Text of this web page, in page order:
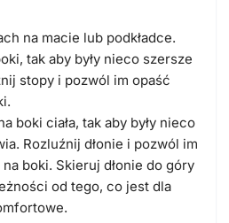
na macie lub podkładce.
tak aby były nieco szersze
stopy i pozwól im opaść
boki ciała, tak aby były nieco
Rozluźnij dłonie i pozwól im
boki. Skieruj dłonie do góry
od tego, co jest dla